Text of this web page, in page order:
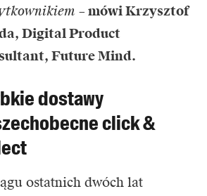
– mówi Krzysztof
Digital Product
Future Mind.
dostawy
click &
ostatnich dwóch lat